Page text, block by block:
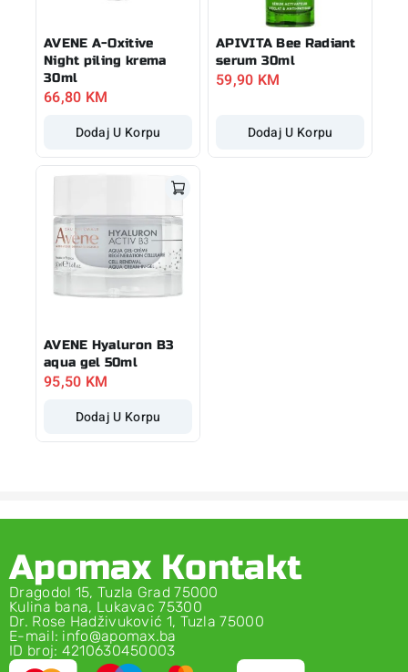
AVENE A-Oxitive
Night piling krema
30ml
66,80 KM
Dodaj U Korpu
APIVITA Bee Radiant
serum 30ml
59,90 KM
Dodaj U Korpu
AVENE Hyaluron B3
aqua gel 50ml
95,50 KM
Dodaj U Korpu
Apomax Kontakt
Dragodol 15, Tuzla Grad 75000
Kulina bana, Lukavac 75300
Dr. Rose Hadživuković 1, Tuzla 75000
E-mail: info@apomax.ba
ID broj: 4210630450003